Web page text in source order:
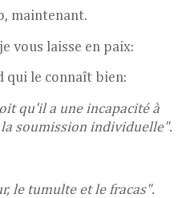
maintenant.
vous laisse en paix:
qui le connaît bien:
qu'il a une incapacité à
soumission individuelle".
le tumulte et le fracas".